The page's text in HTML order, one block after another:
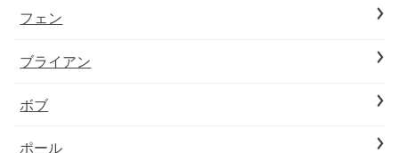
フェン
ブライアン
ボブ
ポール